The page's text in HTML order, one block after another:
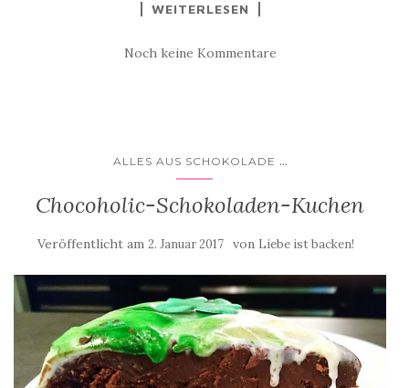
WEITERLESEN
Noch keine Kommentare
ALLES AUS SCHOKOLADE ...
Chocoholic-Schokoladen-Kuchen
Veröffentlicht am 2. Januar 2017 von Liebe ist backen!